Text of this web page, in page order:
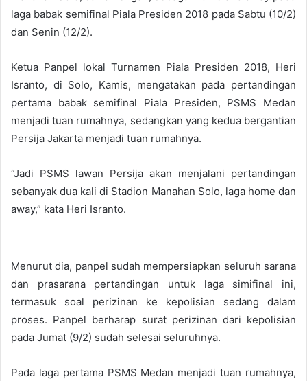
laga babak semifinal Piala Presiden 2018 pada Sabtu (10/2)
dan Senin (12/2).
Ketua Panpel lokal Turnamen Piala Presiden 2018, Heri
Isranto, di Solo, Kamis, mengatakan pada pertandingan
pertama babak semifinal Piala Presiden, PSMS Medan
menjadi tuan rumahnya, sedangkan yang kedua bergantian
Persija Jakarta menjadi tuan rumahnya.
“Jadi PSMS lawan Persija akan menjalani pertandingan
sebanyak dua kali di Stadion Manahan Solo, laga home dan
away,” kata Heri Isranto.
Menurut dia, panpel sudah mempersiapkan seluruh sarana
dan prasarana pertandingan untuk laga simifinal ini,
termasuk soal perizinan ke kepolisian sedang dalam
proses. Panpel berharap surat perizinan dari kepolisian
pada Jumat (9/2) sudah selesai seluruhnya.
Pada laga pertama PSMS Medan menjadi tuan rumahnya,